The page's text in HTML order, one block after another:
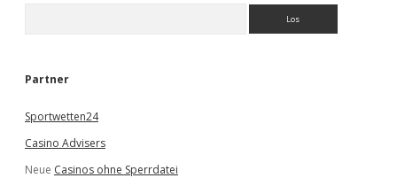
e
Partner
Sportwetten24
Casino Advisers
Neue Casinos ohne Sperrdatei